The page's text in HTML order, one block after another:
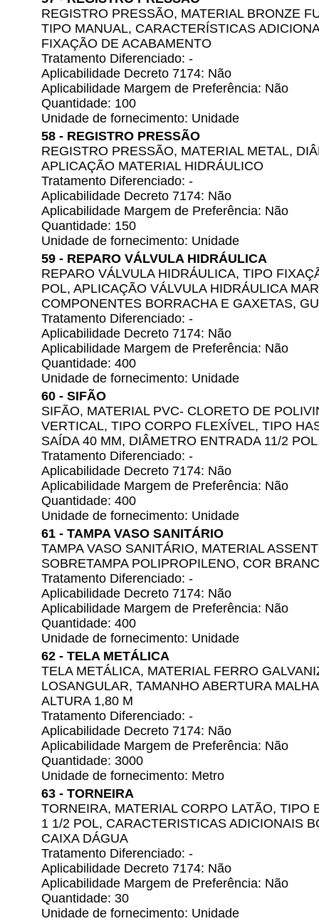
REGISTRO PRESSÃO, MATERIAL BRONZE
TIPO MANUAL, CARACTERÍSTICAS
FIXAÇÃO DE ACABAMENTO
Tratamento Diferenciado: -
Aplicabilidade Decreto 7174: Não
Aplicabilidade Margem de Preferência: Não
Quantidade: 100
Unidade de fornecimento: Unidade
58 - REGISTRO PRESSÃO
REGISTRO PRESSÃO, MATERIAL METAL,
APLICAÇÃO MATERIAL HIDRÁULICO
Tratamento Diferenciado: -
Aplicabilidade Decreto 7174: Não
Aplicabilidade Margem de Preferência: Não
Quantidade: 150
Unidade de fornecimento: Unidade
59 - REPARO VÁLVULA HIDRÁULICA
REPARO VÁLVULA HIDRÁULICA, TIPO
POL, APLICAÇÃO VÁLVULA HIDRÁULICA
COMPONENTES BORRACHA E GAXETAS,
Tratamento Diferenciado: -
Aplicabilidade Decreto 7174: Não
Aplicabilidade Margem de Preferência: Não
Quantidade: 400
Unidade de fornecimento: Unidade
60 - SIFÃO
SIFÃO, MATERIAL PVC- CLORETO DE
VERTICAL, TIPO CORPO FLEXÍVEL, TIPO
SAÍDA 40 MM, DIÂMETRO ENTRADA 11/2
Tratamento Diferenciado: -
Aplicabilidade Decreto 7174: Não
Aplicabilidade Margem de Preferência: Não
Quantidade: 400
Unidade de fornecimento: Unidade
61 - TAMPA VASO SANITÁRIO
TAMPA VASO SANITÁRIO, MATERIAL
SOBRETAMPA POLIPROPILENO, COR
Tratamento Diferenciado: -
Aplicabilidade Decreto 7174: Não
Aplicabilidade Margem de Preferência: Não
Quantidade: 400
Unidade de fornecimento: Unidade
62 - TELA METÁLICA
TELA METÁLICA, MATERIAL FERRO
LOSANGULAR, TAMANHO ABERTURA
ALTURA 1,80 M
Tratamento Diferenciado: -
Aplicabilidade Decreto 7174: Não
Aplicabilidade Margem de Preferência: Não
Quantidade: 3000
Unidade de fornecimento: Metro
63 - TORNEIRA
TORNEIRA, MATERIAL CORPO LATÃO, TIPO
1 1/2 POL, CARACTERISTICAS ADICIONAIS
CAIXA DÁGUA
Tratamento Diferenciado: -
Aplicabilidade Decreto 7174: Não
Aplicabilidade Margem de Preferência: Não
Quantidade: 30
Unidade de fornecimento: Unidade